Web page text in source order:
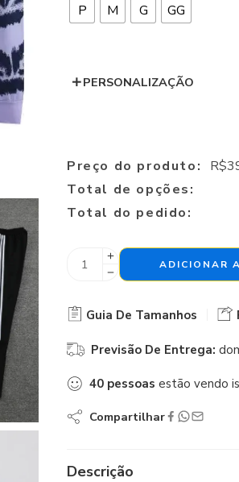
P M G GG
PERSONALIZAÇÃO
Preço do produto: R$
Total de opções:
Total do pedido:
ADICIONAR
Guia De Tamanhos
Previsão De Entrega:
40 pessoas estão vendo
Compartilhar
Descrição